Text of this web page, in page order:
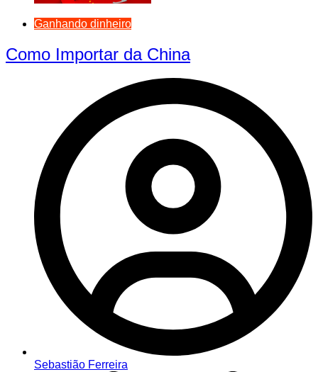
Ganhando dinheiro
Como Importar da China
Sebastião Ferreira